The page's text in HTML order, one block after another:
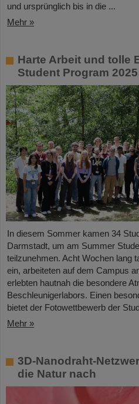
und ursprünglich bis in die ...
Mehr »
Harte Arbeit und tolle
Student Program
In diesem Sommer kamen 34
Darmstadt, um am Summer
teilzunehmen. Acht Wochen lang
ein, arbeiteten auf dem Campus
erlebten hautnah die besondere
Beschleunigerlabors. Einen
bietet der Fotowettbewerb der
Mehr »
3D-Nanodraht-
die Natur nach